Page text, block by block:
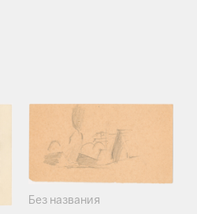
Без названия